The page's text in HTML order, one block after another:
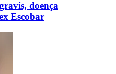
doença
Escobar